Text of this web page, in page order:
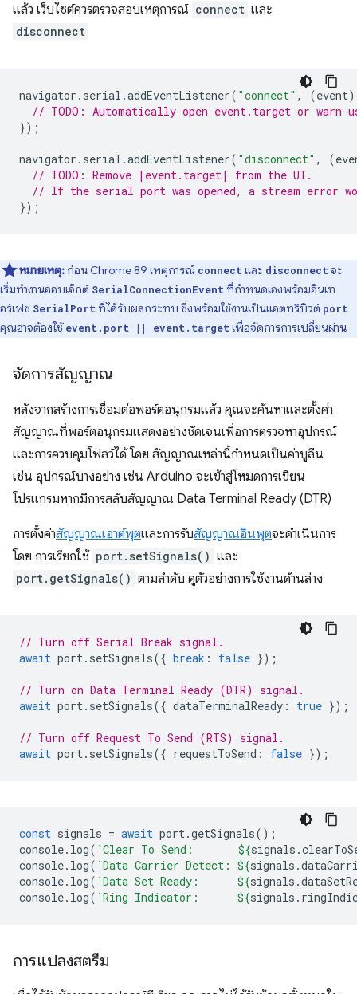
แล้ว เว็บไซต์ควรตรวจสอบเหตุการณ์ connect และ
disconnect
navigator . serial .addEventListener( "connect" , (event)
// TODO: Automatically open event.target or
});
navigator . serial .addEventListener( "disconnect" , (
// TODO: Remove |event.target| from the UI.
// If the serial port was opened, a stream error
});
หมายเหตุ: ก่อน Chrome 89 เหตุการณ์ connect และ disconnect จะ
เริ่มทำงานออบเจ็กต์ SerialConnectionEvent ที่กำหนดเองพร้อมอินเท
อร์เฟซ SerialPort ที่ได้รับผลกระทบ ซึ่งพร้อมใช้งานเป็นแอตทริบิวต์ port
คุณอาจต้องใช้event.port || event.target เพื่อจัดการการเปลี่ยนผ่าน
จัดการสัญญาณ
หลังจากสร้างการเชื่อมต่อพอร์ตอนุกรมแล้ว คุณจะค้นหาและตั้งค่า
สัญญาณที่พอร์ตอนุกรมแสดงอย่างชัดเจนเพื่อการตรวจหาอุปกรณ์
และการควบคุมโฟลว์ได้ โดย สัญญาณเหล่านี้กำหนดเป็นค่าบูลีน
เช่น อุปกรณ์บางอย่าง เช่น Arduino จะเข้าสู่โหมดการเขียน
โปรแกรมหากมีการสลับสัญญาณ Data Terminal Ready (DTR)
การตั้งค่าสัญญาณเอาต์พุตและการรับสัญญาณอินพุตจะดำเนินการ
โดย การเรียกใช้ port.setSignals() และ
port.getSignals() ตามลำดับ ดูตัวอย่างการใช้งานด้านล่าง
// Turn off Serial Break signal.
await port. setSignals({ break : false });
// Turn on Data Terminal Ready (DTR) signal.
await port. setSignals({ dataTerminalReady : true });
// Turn off Request To Send (RTS) signal.
await port. setSignals({ requestToSend : false });
const signals = await port.getSignals();
console. log( `Clear To Send: ${signals .
console. log( `Data Carrier Detect: ${signals .
console. log( `Data Set Ready: ${signals .
console. log( `Ring Indicator: ${signals .
การแปลงสตรีม